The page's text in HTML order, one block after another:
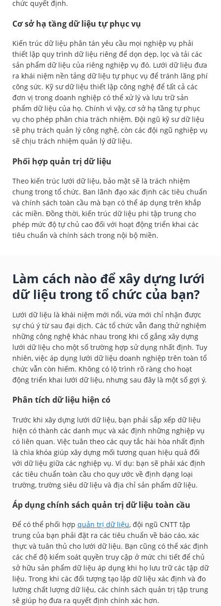
chức quyết định.
Cơ sở hạ tầng dữ liệu tự phục vụ
Kiến trúc dữ liệu phân tán yêu cầu mọi nghiệp vụ phải
thiết lập quy trình dữ liệu riêng để dọn dẹp, lọc và tải các
sản phẩm dữ liệu của riêng nghiệp vụ đó. Lưới dữ liệu đưa
ra khái niệm nền tảng dữ liệu tự phục vụ để tránh lãng phí
công sức. Kỹ sư dữ liệu thiết lập công nghệ để tất cả các
đơn vị trong doanh nghiệp có thể xử lý và lưu trữ sản
phẩm dữ liệu của họ. Chính vì vậy, cơ sở hạ tầng tự phục
vụ cho phép phân chia trách nhiệm. Đội ngũ kỹ sư dữ liệu
sẽ phụ trách quản lý công nghệ, còn các đội ngũ nghiệp vụ
sẽ chịu trách nhiệm quản lý dữ liệu.
Phối hợp quản trị dữ liệu
Theo kiến trúc lưới dữ liệu, bảo mật sẽ là trách nhiệm
chung trong tổ chức. Ban lãnh đạo xác định các tiêu chuẩn
và chính sách toàn cầu mà bạn có thể áp dụng trên khắp
các miền. Đồng thời, kiến trúc dữ liệu phi tập trung cho
phép mức độ tự chủ cao đối với hoạt động triển khai các
tiêu chuẩn và chính sách trong nội bộ miền.
Làm cách nào để xây dựng lưới
dữ liệu trong tổ chức của bạn?
Lưới dữ liệu là khái niệm mới nổi, vừa mới chỉ nhận được
sự chú ý từ sau đại dịch. Các tổ chức vẫn đang thử nghiệm
những công nghệ khác nhau trong khi cố gắng xây dựng
lưới dữ liệu cho một số trường hợp sử dụng nhất định. Tuy
nhiên, việc áp dụng lưới dữ liệu doanh nghiệp trên toàn tổ
chức vẫn còn hiếm. Không có lộ trình rõ ràng cho hoạt
động triển khai lưới dữ liệu, nhưng sau đây là một số gợi ý.
Phân tích dữ liệu hiện có
Trước khi xây dựng lưới dữ liệu, bạn phải sắp xếp dữ liệu
hiện có thành các danh mục và xác định những nghiệp vụ
có liên quan. Việc tuân theo các quy tắc hài hòa nhất định
là chìa khóa giúp xây dựng mối tương quan hiệu quả đối
với dữ liệu giữa các nghiệp vụ. Ví dụ: bạn sẽ phải xác định
các tiêu chuẩn toàn cầu cho quy ước về định dạng loại
trường, trường siêu dữ liệu và địa chỉ sản phẩm dữ liệu.
Áp dụng chính sách quản trị dữ liệu toàn cầu
Để có thể phối hợp quản trị dữ liệu, đội ngũ CNTT tập
trung của bạn phải đặt ra các tiêu chuẩn về báo cáo, xác
thực và tuân thủ cho lưới dữ liệu. Bạn cũng có thể xác định
các chế độ kiểm soát quyền truy cập ở mức chi tiết để chủ
sở hữu sản phẩm dữ liệu áp dụng khi họ lưu trữ các tập dữ
liệu. Trong khi các đối tượng tạo lập dữ liệu xác định và đo
lường chất lượng dữ liệu, các chính sách quản trị tập trung
sẽ giúp họ đưa ra quyết định chính xác hơn.